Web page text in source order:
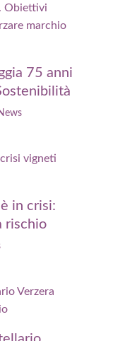
75 anni
in crisi:
rischio